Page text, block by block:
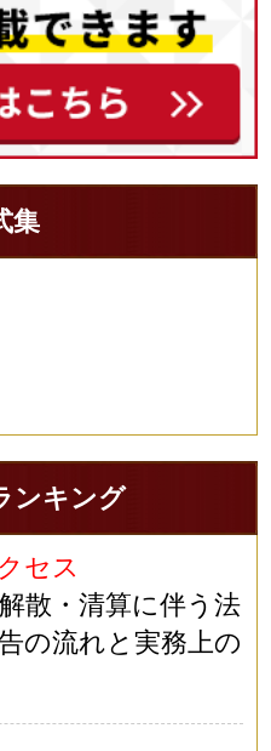
集
ンキング
セス
散・清算に伴う法
の流れと実務上の